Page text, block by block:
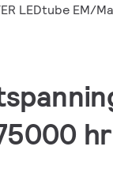
LEDtube EM/
hr